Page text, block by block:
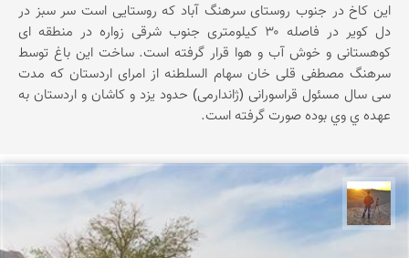
این کاخ در جنوب روستای سرهنگ آباد که روستایی است سر سبز در
دل کویر در فاصله ۳۰ کیلومتری جنوب شرقی زواره در منطقه ای
کوهستانی و خوش آب و هوا قرار گرفته است. ساخت این باغ توسط
سرهنگ مصطفی قلی خان سهام السلطنه از امرای اردستان که مدت
سی سال مسئول قراسورانی (ژاندارمی) حدود یزد و کاشان و اردستان به
عهده ي وي بوده صورت گرفته است.
مهدی مخلصیان